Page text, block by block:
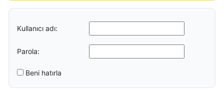
Kullanıcı adı:
Parola:
Beni hatırla